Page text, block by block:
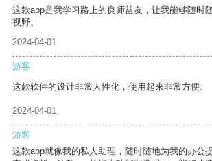
这款app是我学习路上的良师益友，让我能够随时
视野。
2024-04-01
游客
这款软件的设计非常人性化，使用起来非常方便。
2024-04-01
游客
这款app就像我的私人助理，随时随地为我的办公